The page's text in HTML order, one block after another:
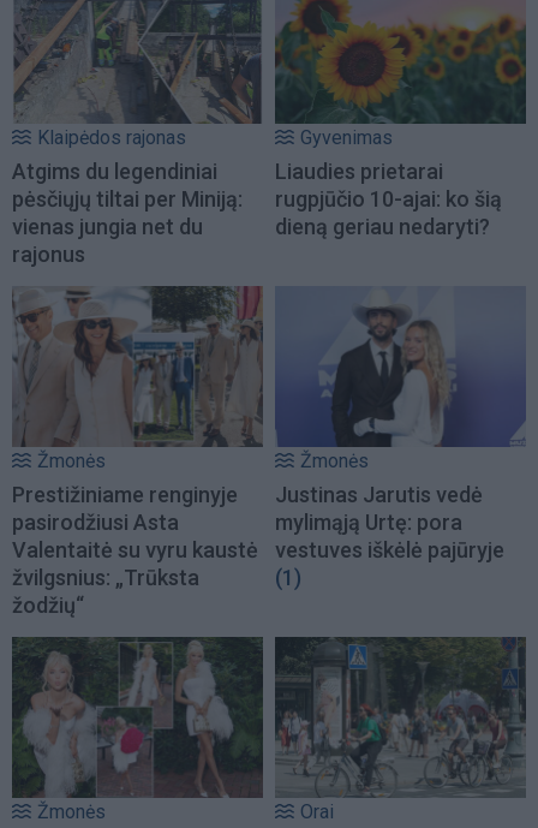
Klaipėdos rajonas
Atgims du legendiniai
pėsčiųjų tiltai per Miniją:
vienas jungia net du
rajonus
Gyvenimas
Liaudies prietarai
rugpjūčio 10-ajai: ko šią
dieną geriau nedaryti?
Žmonės
Prestižiniame renginyje
pasirodžiusi Asta
Valentaitė su vyru kaustė
žvilgsnius: „Trūksta
žodžių“
Žmonės
Justinas Jarutis vedė
mylimąją Urtę: pora
vestuves iškėlė pajūryje
(1)
Žmonės Orai